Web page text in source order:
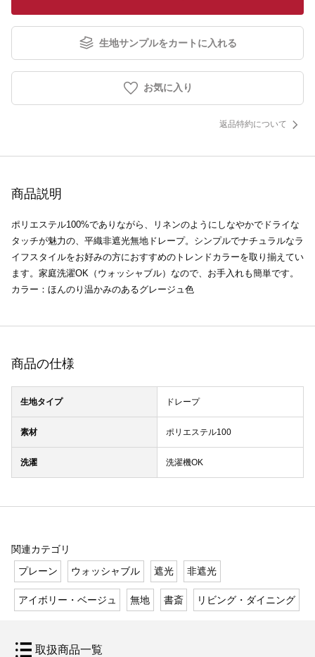
生地サンプルをカートに入れる
お気に入り
返品特約について
商品説明
ポリエステル100%でありながら、リネンのようにしなやかでドライな
タッチが魅力の、平織非遮光無地ドレープ。シンプルでナチュラルなラ
イフスタイルをお好みの方におすすめのトレンドカラーを取り揃えてい
ます。家庭洗濯OK（ウォッシャブル）なので、お手入れも簡単です。
カラー：ほんのり温かみのあるグレージュ色
商品の仕様
生地タイプ ドレープ
素材 ポリエステル100
洗濯 洗濯機OK
関連カテゴリ
プレーン
ウォッシャブル 遮光 非遮光
アイボリー・ベージュ 無地 書斎 リビング・ダイニング
取扱商品一覧